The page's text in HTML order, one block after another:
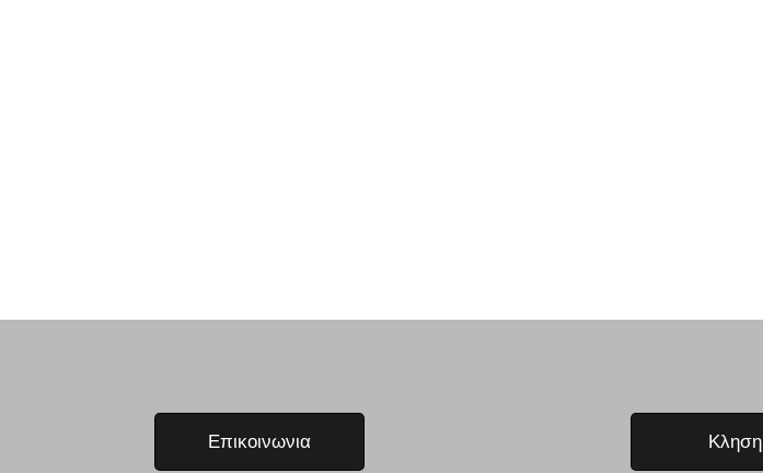
Επικοινωνια Κληση